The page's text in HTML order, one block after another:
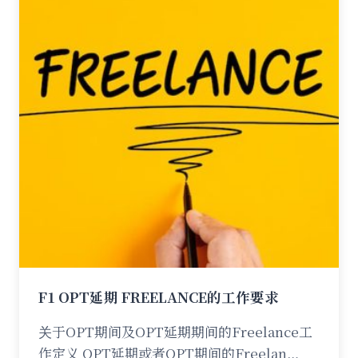
F1 OPT延期 FREELANCE的工作要求
关于OPT期间及OPT延期期间的Freelance工
作定义 OPT延期或者OPT期间的Freelan…